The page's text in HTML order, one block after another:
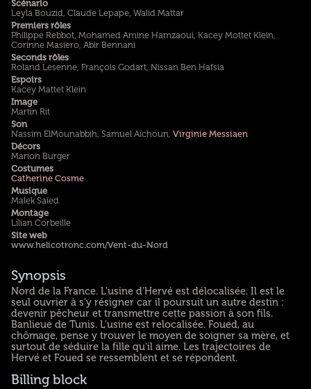
Scénario
Leyla Bouzid, Claude Lepape, Walid Mattar
Premiers rôles
Philippe Rebbot, Mohamed Amine Hamzaoui, Kacey Mottet Klein,
Corinne Masiero, Abir Bennani
Seconds rôles
Roland Lesenne, François Godart, Nissan Ben Hafsia
Espoirs
Kacey Mattet Klein
Image
Martin Rit
Son
Nassim ElMounabbih, Samuel Aïchoun, Virginie Messiaen
Décors
Marion Burger
Costumes
Catherine Cosme
Musique
Malek Saïed
Montage
Lilian Corbeille
Site web
www.helicotronc.com/Vent-du-Nord
Synopsis
Nord de la France. L'usine d'Hervé est délocalisée. Il est le
seul ouvrier à s'y résigner car il poursuit un autre destin :
devenir pêcheur et transmettre cette passion à son fils.
Banlieue de Tunis. L'usine est relocalisée. Foued, au
chômage, pense y trouver le moyen de soigner sa mère, et
surtout de séduire la fille qu'il aime. Les trajectoires de
Hervé et Foued se ressemblent et se répondent.
Billing block